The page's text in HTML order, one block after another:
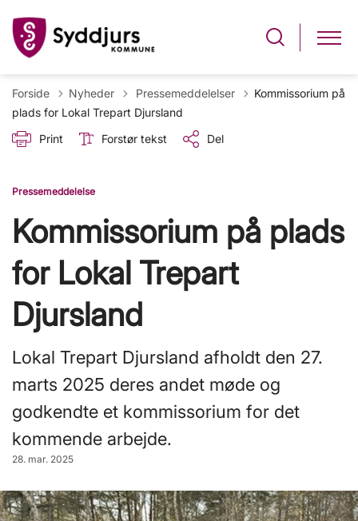
Forside Nyheder Tilbage til
Pressemeddelelser
Kommissorium på
plads for Lokal Trepart Djursland
Print
Forstør tekst Del
Pressemeddelelse
Kommissorium på plads
for Lokal Trepart
Djursland
Lokal Trepart Djursland afholdt den 27.
marts 2025 deres andet møde og
godkendte et kommissorium for det
kommende arbejde.
28. mar. 2025